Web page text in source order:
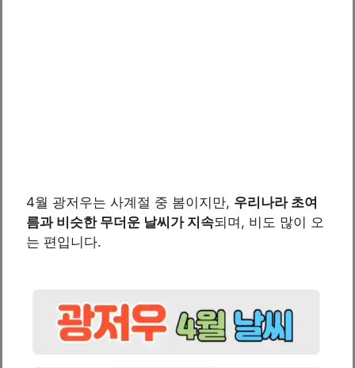
4월 광저우는 사계절 중 봄이지만, 우리나라 초여
름과 비슷한 무더운 날씨가 지속되며, 비도 많이 오
는 편입니다.